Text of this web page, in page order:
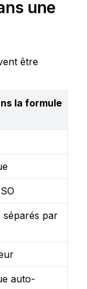
une
être
la formule
séparés par
auto-